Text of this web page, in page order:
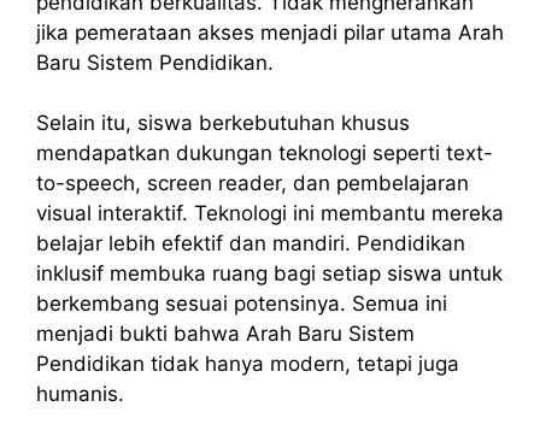
jika pemerataan akses menjadi pilar utama Arah
Baru Sistem Pendidikan.
Selain itu, siswa berkebutuhan khusus
mendapatkan dukungan teknologi seperti text-
to-speech, screen reader, dan pembelajaran
visual interaktif. Teknologi ini membantu mereka
belajar lebih efektif dan mandiri. Pendidikan
inklusif membuka ruang bagi setiap siswa untuk
berkembang sesuai potensinya. Semua ini
menjadi bukti bahwa Arah Baru Sistem
Pendidikan tidak hanya modern, tetapi juga
humanis.